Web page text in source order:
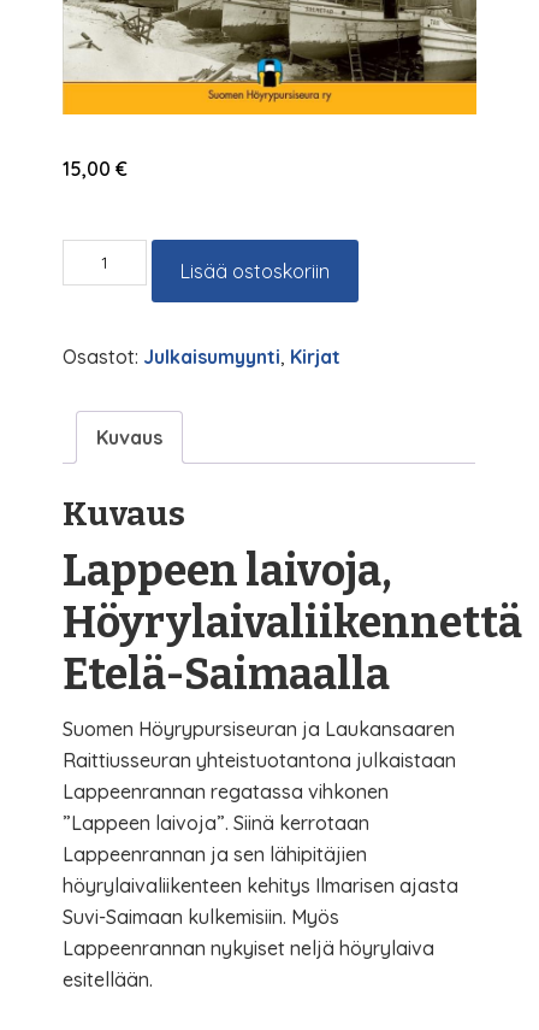
15,00€
Lappeen
laivoja
Lisää ostoskoriin
Osastot: Julkaisumyynti, Kirjat
Kuvaus
Kuvaus
Lappeen laivoja,
Höyrylaivaliikennettä
Etelä-Saimaalla
Suomen Höyrypursiseuran ja Laukansaaren
Raittiusseuran yhteistuotantona julkaistaan
Lappeenrannan regatassa vihkonen
”Lappeen laivoja”. Siinä kerrotaan
Lappeenrannan ja sen lähipitäjien
höyrylaivaliikenteen kehitys Ilmarisen ajasta
Suvi-Saimaan kulkemisiin. Myös
Lappeenrannan nykyiset neljä höyrylaiva
esitellään.